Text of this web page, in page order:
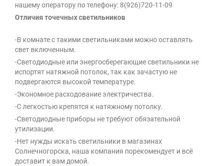
нашему оператору по телефону: 8(926)720-11-09
Отличия точечных светильников
-В комнате с такими светильниками можно оставлять
свет включенным.
-Светодиодные или энергосберегающие светильники не
испортят натяжной потолок, так как зачастую не
подвергаются высокой температуре.
-Экономное расходование электричества.
-С легкостью крепятся к натяжному потолку.
-Светодиодные приборы не требуют обязательной
утилизации.
-Нет нужды искать светильники в магазинах
Солнечногорска, наша компания порекомендует и всё
доставит к вам домой.